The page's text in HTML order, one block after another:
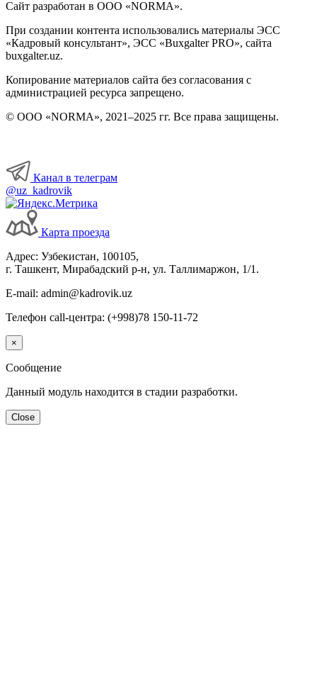
Сайт разработан в ООО «NORMA».
При создании контента использовались материалы ЭСС
«Кадровый консультант», ЭСС «Buxgalter PRO», сайта
buxgalter.uz.
Копирование материалов сайта без согласования с
администрацией ресурса запрещено.
© ООО «NORMA», 2021–2025 гг. Все права защищены.
Канал в телеграм
@uz_kadrovik
Карта проезда
Адрес: Узбекистан, 100105,
г. Ташкент, Мирабадский р-н, ул. Таллимаржон, 1/1.
E-mail: admin@kadrovik.uz
Телефон call-центра: (+998)78 150-11-72
×
Сообщение
Данный модуль находится в стадии разработки.
Close